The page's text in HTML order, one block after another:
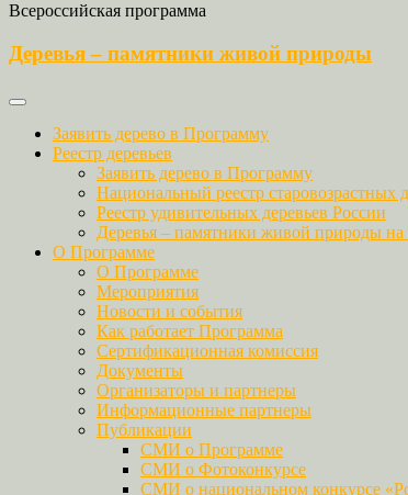
Всероссийская программа
Деревья – памятники живой природы
Заявить дерево в Программу
Реестр деревьев
Заявить дерево в Программу
Национальный реестр старовозрастных
Реестр удивительных деревьев России
Деревья – памятники живой природы на
О Программе
О Программе
Мероприятия
Новости и события
Как работает Программа
Сертификационная комиссия
Документы
Организаторы и партнеры
Информационные партнеры
Публикации
СМИ о Программе
СМИ о Фотоконкурсе
СМИ о национальном конкурсе